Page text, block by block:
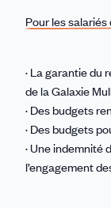
Pour les
· La garantie du
de la Galaxie
· Des budgets
· Des budgets
· Une indemnité
l’engagement